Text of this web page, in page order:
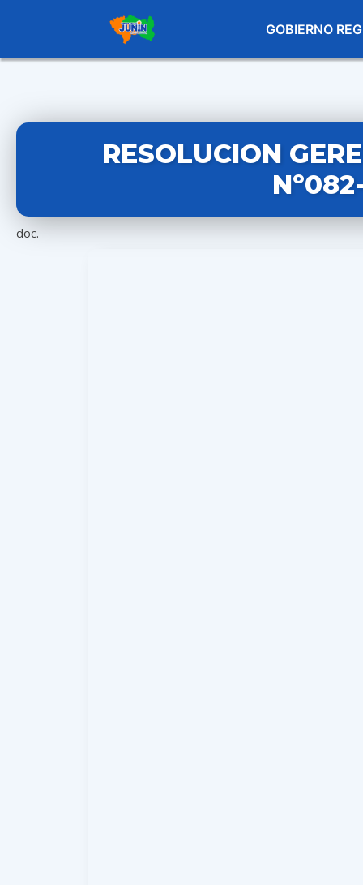
GOBIERNO
RESOLUCION
doc.